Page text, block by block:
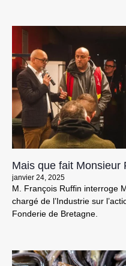
Mais que fait Monsieur
janvier 24, 2025
M. François Ruffin interroge
chargé de l’Industrie sur
Fonderie de Bretagne.